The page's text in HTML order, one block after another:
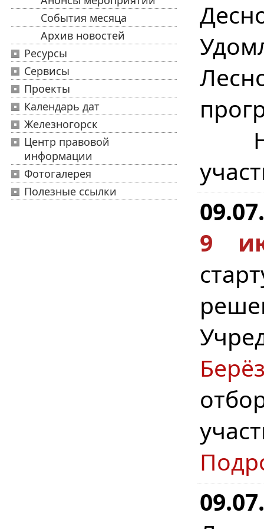
События месяца
Архив новостей
Ресурсы
Сервисы
Проекты
Календарь дат
Железногорск
Центр правовой
информации
Фотогалерея
Полезные ссылки
9